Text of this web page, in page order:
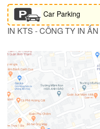
Car Parking
IN KTS - CÔNG TY IN